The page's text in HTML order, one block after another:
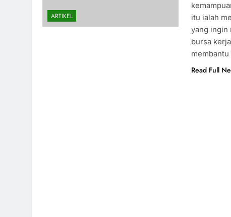
ARTIKEL
itu ialah
yang ingin
bursa
Read Full